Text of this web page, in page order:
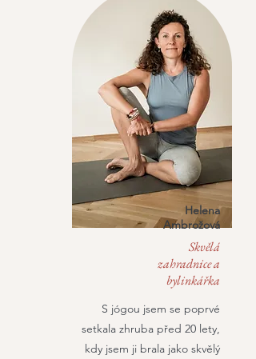
Helena
Ambrožová
Skvělá
zahradnice a
bylinkářka
S jógou jsem se poprvé
setkala zhruba před 20 lety,
kdy jsem ji brala jako skvělý